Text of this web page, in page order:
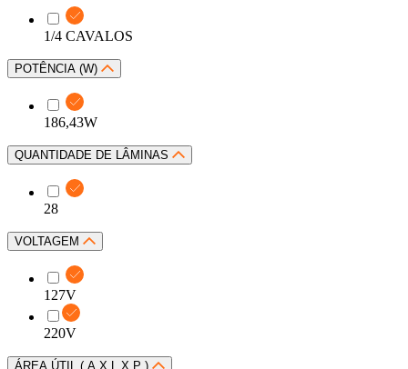
1/4 CAVALOS
POTÊNCIA (W)
186,43W
QUANTIDADE DE LÂMINAS
28
VOLTAGEM
127V
220V
ÁREA ÚTIL ( A X L X P )